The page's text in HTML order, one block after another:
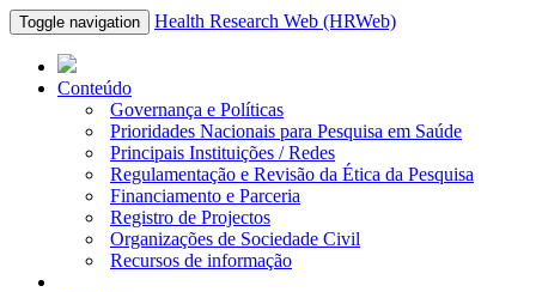
Toggle navigation Health Research Web (HRWeb)
Conteúdo
Governança e Políticas
Prioridades Nacionais para Pesquisa em Saúde
Principais Instituições / Redes
Regulamentação e Revisão da Ética da Pesquisa
Financiamento e Parceria
Registro de Projectos
Organizações de Sociedade Civil
Recursos de informação